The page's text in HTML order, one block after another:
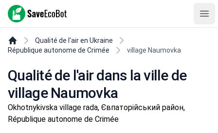
SaveEcoBot
Qualité de l'air en Ukraine
République autonome de Crimée
village Naumovka
Qualité de l'air dans la ville de
village Naumovka
Okhotnykivska village rada, Євпаторійський район,
République autonome de Crimée